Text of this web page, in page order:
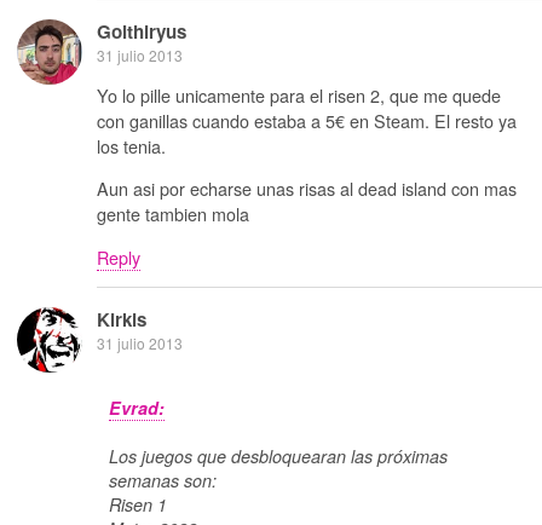
Golthiryus
31 julio 2013
Yo lo pille unicamente para el risen 2, que me quede
con ganillas cuando estaba a 5€ en Steam. El resto ya
los tenia.
Aun asi por echarse unas risas al dead island con mas
gente tambien mola
Reply
Kirkis
31 julio 2013
Evrad:
Los juegos que desbloquearan las próximas
semanas son:
Risen 1